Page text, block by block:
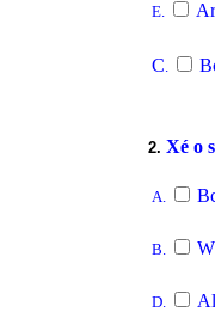
E.
C.
2. Xé o
A.
B.
D.